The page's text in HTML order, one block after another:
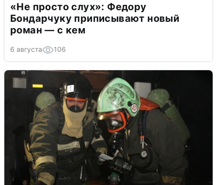
«Не просто слух»: Федору
Бондарчуку приписывают новый
роман — с кем
6 августа 106